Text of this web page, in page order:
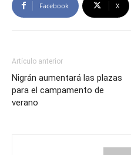
Facebook X
Artículo anterior
Nigrán aumentará las plazas
para el campamento de
verano